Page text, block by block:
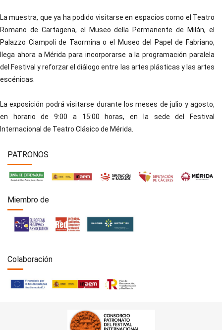
La muestra, que ya ha podido visitarse en espacios como el Teatro
Romano de Cartagena, el Museo della Permanente de Milán, el
Palazzo Ciampoli de Taormina o el Museo del Papel de Fabriano,
llega ahora a Mérida para incorporarse a la programación paralela
del Festival y reforzar el diálogo entre las artes plásticas y las artes
escénicas.
La exposición podrá visitarse durante los meses de julio y agosto,
en horario de 9:00 a 15:00 horas, en la sede del Festival
Internacional de Teatro Clásico de Mérida.
PATRONOS
Miembro de
Colaboración